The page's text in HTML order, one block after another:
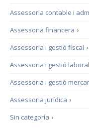
Assessoria contable i
›
Assessoria financera
›
Assessoria i gestió fiscal
Assessoria i gestió laboral
Assessoria i gestió
›
Assessoria jurídica
›
Sin categoría